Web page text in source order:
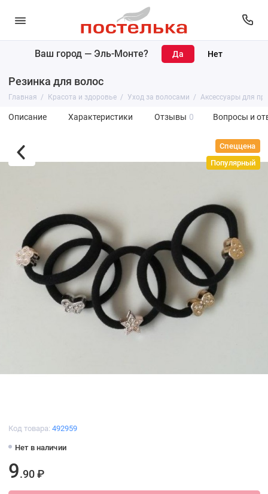
Ваш город — Эль-Монте?
Резинка для волос
Главная Красота и здоровье Уход за волосами Аксессуары для
Описание Характеристики Отзывы 0 Вопросы и
Спеццена
Популярный
Код товара: 492959
Нет в наличии
9.90 ₽